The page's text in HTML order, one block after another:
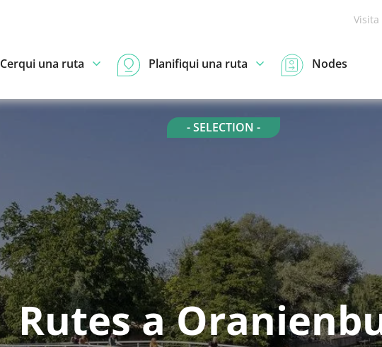
Cerqui una ruta Planifiqui una ruta Nodes
- SELECTION -
Rutes a